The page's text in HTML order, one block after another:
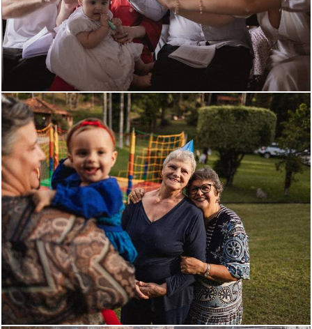
272 0
313 0